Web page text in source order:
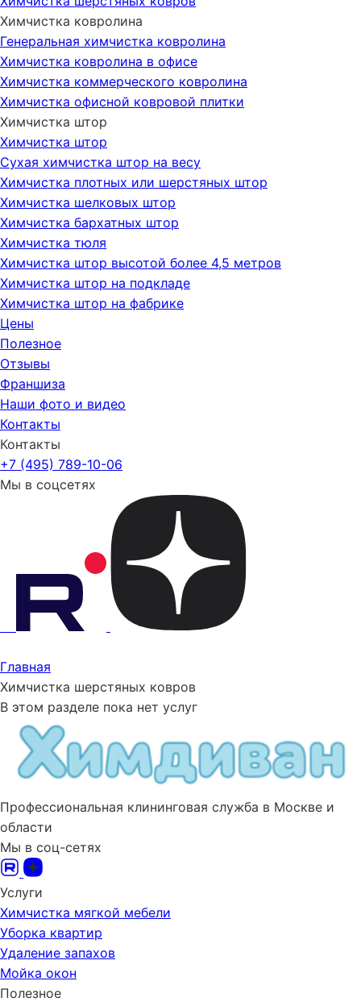
Химчистка ковролина
Генеральная химчистка ковролина
Химчистка ковролина в офисе
Химчистка коммерческого ковролина
Химчистка офисной ковровой плитки
Химчистка штор
Химчистка штор
Сухая химчистка штор на весу
Химчистка плотных или шерстяных штор
Химчистка шелковых штор
Химчистка бархатных штор
Химчистка тюля
Химчистка штор высотой более 4,5 метров
Химчистка штор на подкладе
Химчистка штор на фабрике
Цены
Полезное
Отзывы
Франшиза
Наши фото и видео
Контакты
Контакты
+7 (495) 789-10-06
Мы в соцсетях
Главная
Химчистка шерстяных ковров
В этом разделе пока нет услуг
Профессиональная клининговая служба в Москве и
области
Мы в соц-сетях
Услуги
Химчистка мягкой мебели
Уборка квартир
Удаление запахов
Мойка окон
Полезное